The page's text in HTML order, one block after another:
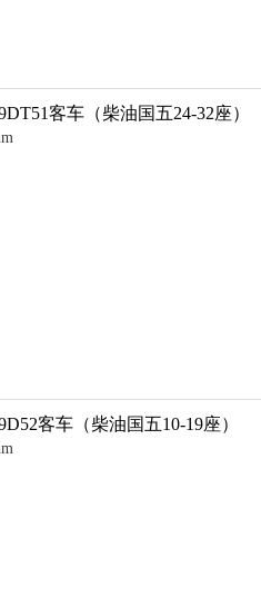
客车（柴油国五24-32座）
客车（柴油国五10-19座）